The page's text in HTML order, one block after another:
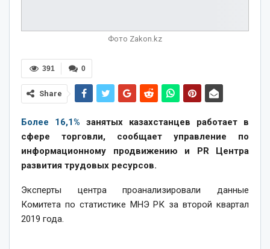
Фото Zakon.kz
0
391
Share
Более 16,1% занятых казахстанцев работает в
сфере торговли, сообщает управление по
информационному продвижению и PR Центра
развития трудовых ресурсов.
Эксперты центра проанализировали данные
Комитета по статистике МНЭ РК за второй квартал
2019 года.